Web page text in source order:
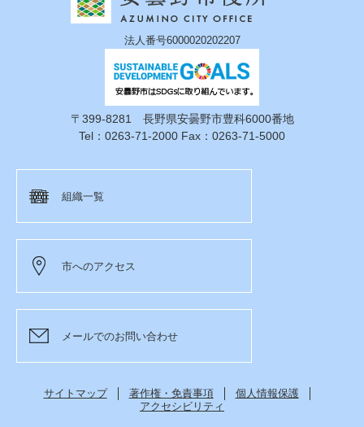
法人番号6000020202207
〒399-8281 長野県安曇野市豊科6000番地
Tel：0263-71-2000 Fax：0263-71-5000
組織一覧
市へのアクセス
メールでのお問い合わせ
サイトマップ 著作権・免責事項
個人情報保護
アクセシビリティ